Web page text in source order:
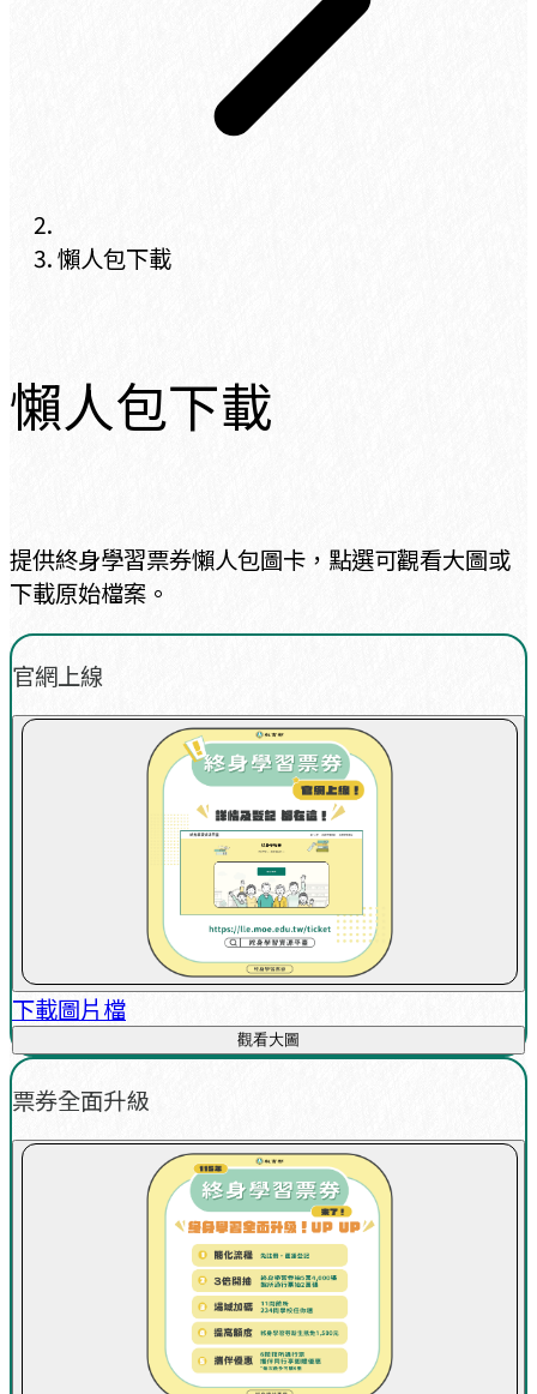
懶人包下載
懶人包下載
提供終身學習票券懶人包圖卡，點選可觀看大圖或
下載原始檔案。
官網上線
下載圖片檔
觀看大圖
票券全面升級